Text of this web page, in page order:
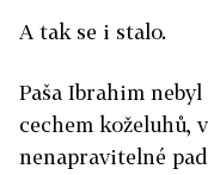
A tak se i stalo.
Paša Ibrahim
cechem koželuhů,
nenapravitelné